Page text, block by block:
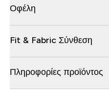
Οφέλη
Fit & Fabric Σύνθεση
Πληροφορίες προϊόντος